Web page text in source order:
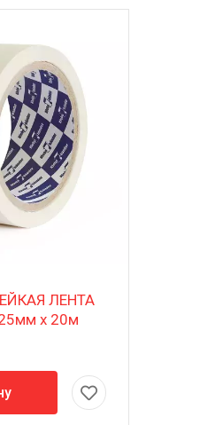
ЛЕНТА
25мм х 20м